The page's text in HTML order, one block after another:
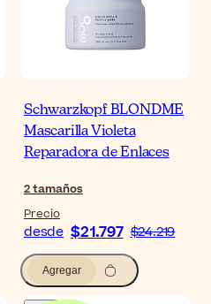
Schwarzkopf BLONDME
Mascarilla Violeta
Reparadora de Enlaces
2tamaños
Precio
desde $21.797 $24.219
Agregar